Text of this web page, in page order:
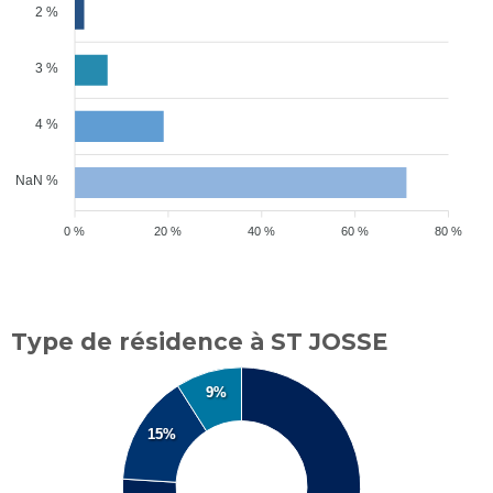
2 %
3 %
4 %
NaN %
80 %
60 %
40 %
20 %
0 %
Type de résidence à ST JOSSE
15%
9%